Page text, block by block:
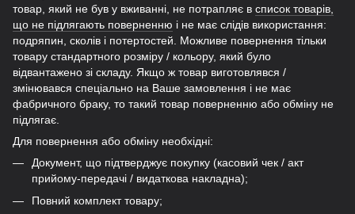
товар, який не був у вживанні, не потрапляє в список товарів,
що не підлягають поверненню і не має слідів використання:
подряпин, сколів і потертостей. Можливе повернення тільки
товару стандартного розміру / кольору, який було
відвантажено зі складу. Якщо ж товар виготовлявся /
змінювався спеціально на Ваше замовлення і не має
фабричного браку, то такий товар поверненню або обміну не
підлягає.
Для повернення або обміну необхідні:
Документ, що підтверджує покупку (касовий чек / акт
прийому-передачі / видаткова накладна);
Повний комплект товару;